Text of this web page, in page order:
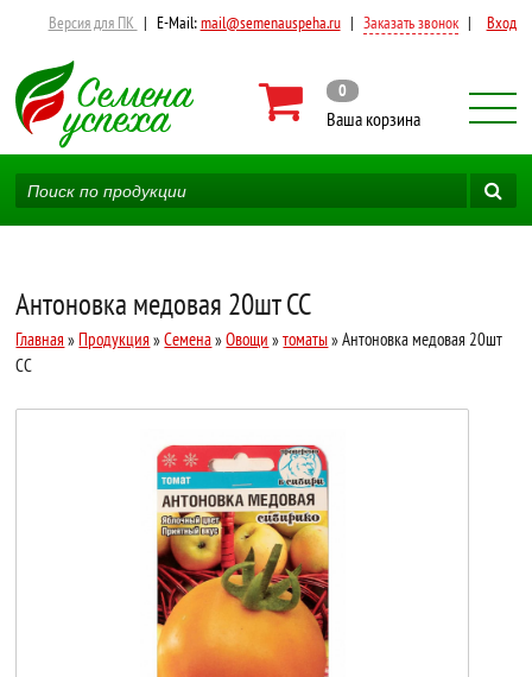
Версия для ПК | E-Mail:mail@semenauspeha.ru | Заказать звонок | Вход
0
Ваша корзина
Антоновка медовая 20шт СС
Главная » Продукция »Семена»Овощи »томаты» Антоновка медовая 20шт
СС